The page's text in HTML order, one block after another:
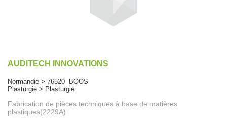
AUDITECH INNOVATIONS
Normandie > 76520 BOOS
Plasturgie > Plasturgie
Fabrication de pièces techniques à base de matières
plastiques(2229A)